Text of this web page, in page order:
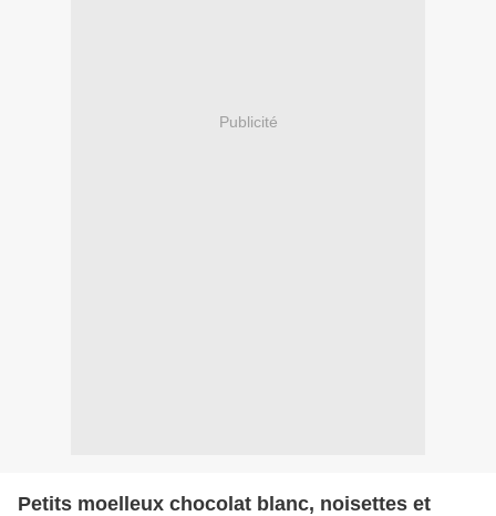
Publicité
Petits moelleux chocolat blanc, noisettes et